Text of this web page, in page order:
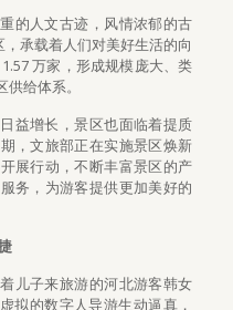
的人文古迹，风情浓郁的古
承载着人们对美好生活的向
万家，形成规模庞大、类
给体系。
益增长，景区也面临着提质
，文旅部正在实施景区焕新
展行动，不断丰富景区的产
务，为游客提供更加美好的
儿子来旅游的河北游客韩女
拟的数字人导游生动逼真，